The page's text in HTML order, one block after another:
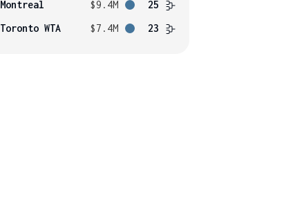
Montreal $9.4M
25
Toronto WTA
$7.4M 23